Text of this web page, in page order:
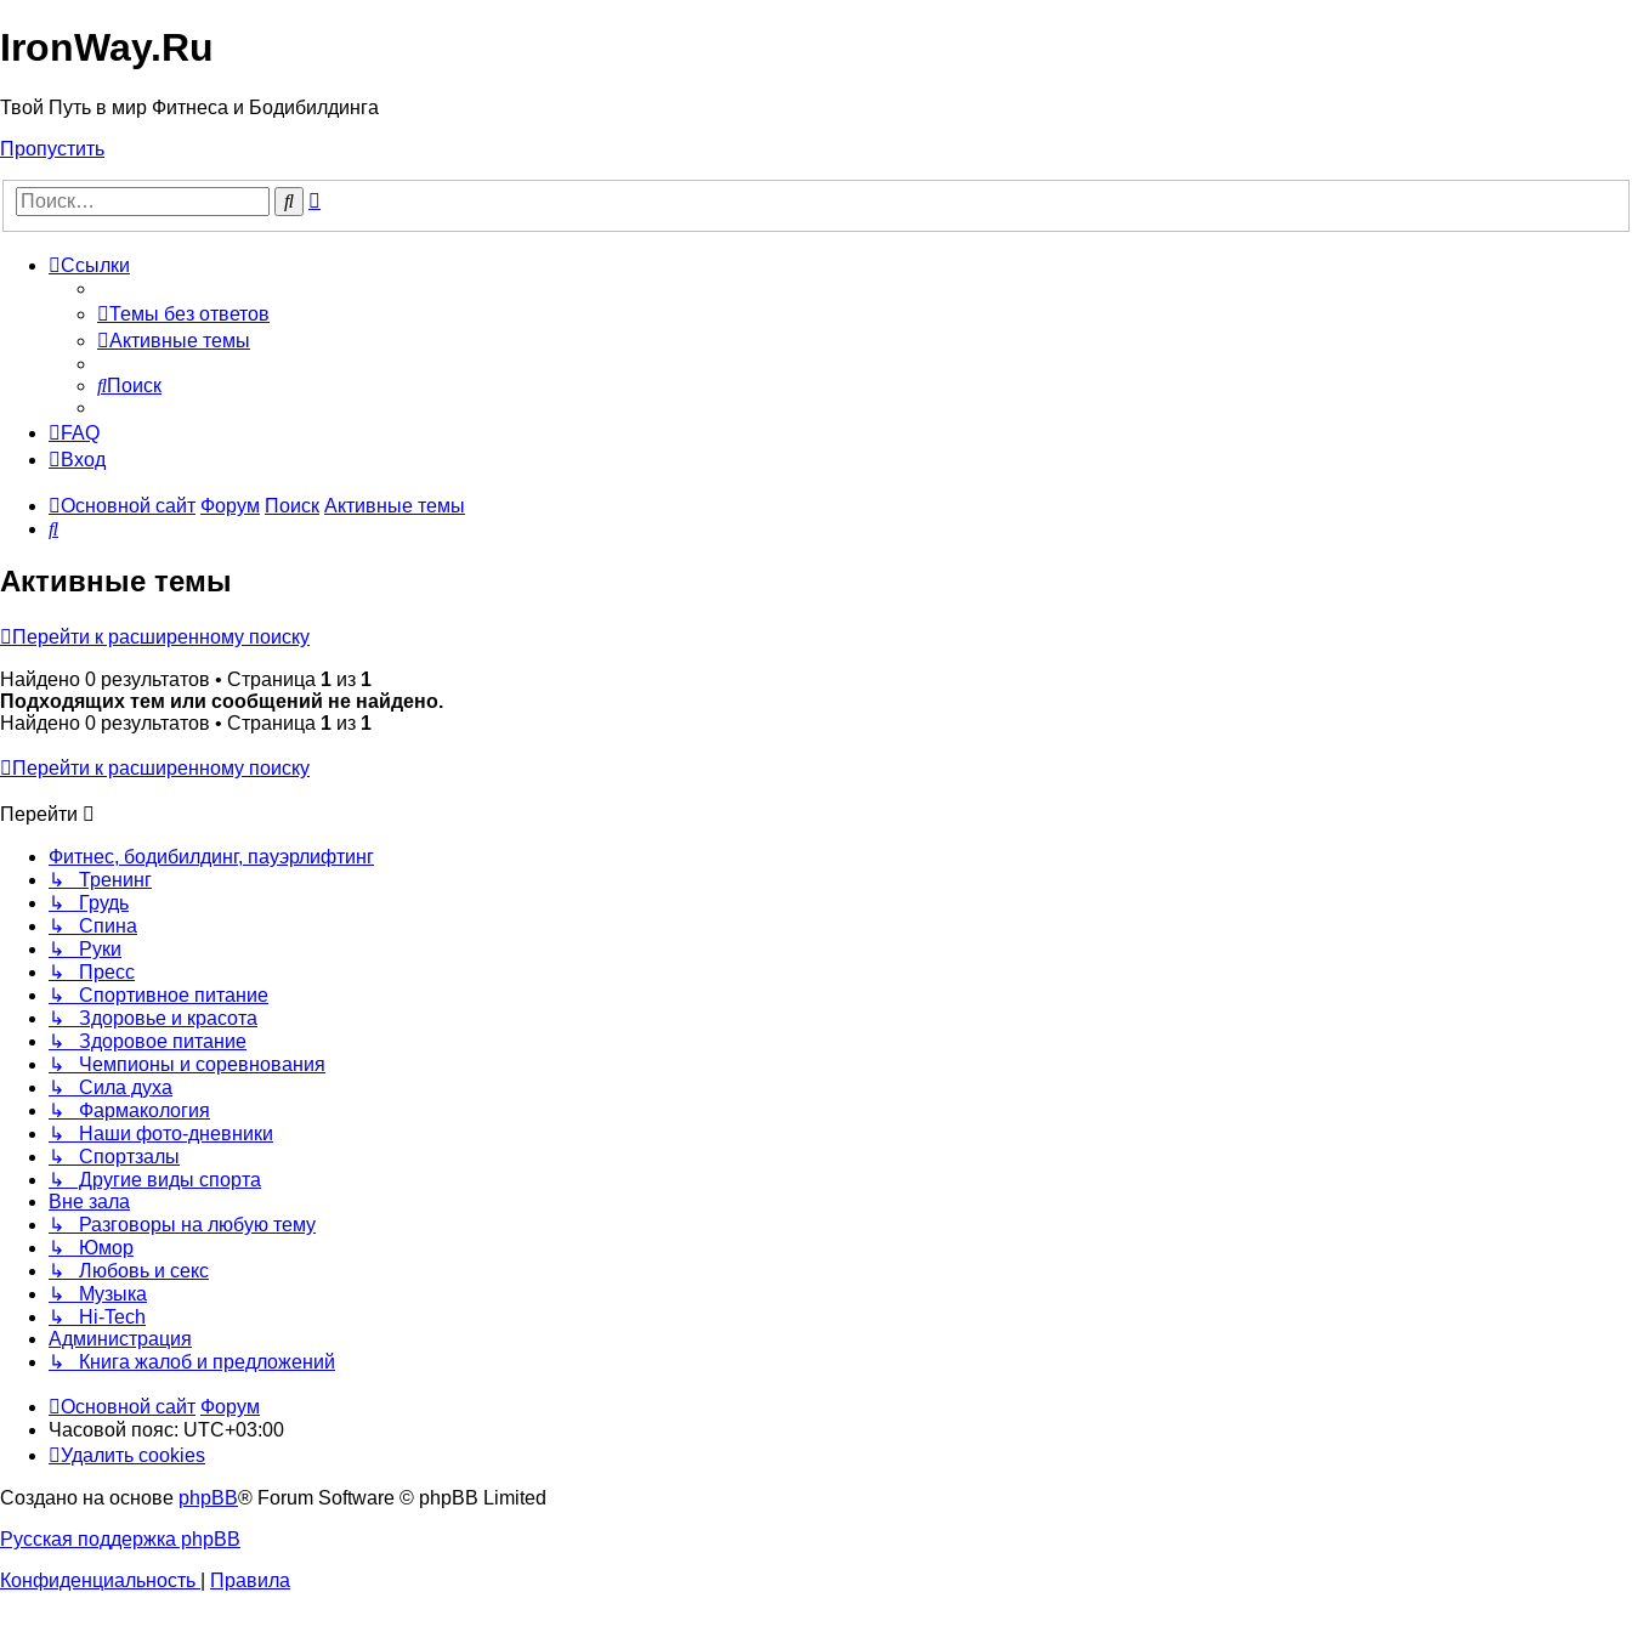
IronWay.Ru
Твой Путь в мир Фитнеса и Бодибилдинга
Пропустить
Поиск
Ссылки
Темы без ответов
Активные темы
Поиск
FAQ
Вход
Основной сайт Форум Поиск Активные темы
Поиск
Активные темы
Перейти к расширенному поиску
Найдено 0 результатов • Страница 1 из 1
Подходящих тем или сообщений не найдено.
Найдено 0 результатов • Страница 1 из 1
Перейти к расширенному поиску
Перейти
Фитнес, бодибилдинг, пауэрлифтинг
↳ Тренинг
↳ Грудь
↳ Спина
↳ Руки
↳ Пресс
↳ Спортивное питание
↳ Здоровье и красота
↳ Здоровое питание
↳ Чемпионы и соревнования
↳ Сила духа
↳ Фармакология
↳ Наши фото-дневники
↳ Спортзалы
↳ Другие виды спорта
Вне зала
↳ Разговоры на любую тему
↳ Юмор
↳ Любовь и секс
↳ Музыка
↳ Hi-Tech
Администрация
↳ Книга жалоб и предложений
Основной сайт Форум
Часовой пояс: UTC+03:00
Удалить cookies
Создано на основе phpBB® Forum Software © phpBB Limited
Русская поддержка phpBB
Конфиденциальность
Правила